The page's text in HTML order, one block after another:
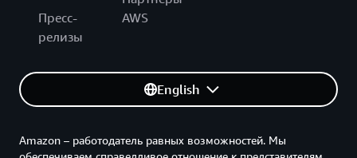
Пресс-
релизы
AWS
English
Amazon – работодатель равных возможностей. Мы